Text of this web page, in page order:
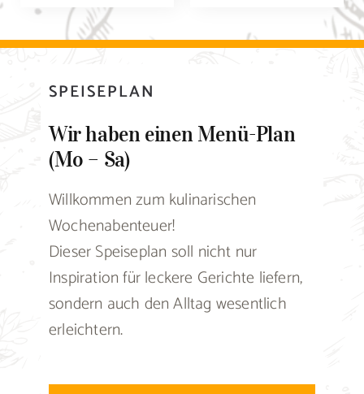
SPEISEPLAN
Wir haben einen Menü-Plan
(Mo – Sa)
Willkommen zum kulinarischen
Wochenabenteuer!
Dieser Speiseplan soll nicht nur
Inspiration für leckere Gerichte liefern,
sondern auch den Alltag wesentlich
erleichtern.